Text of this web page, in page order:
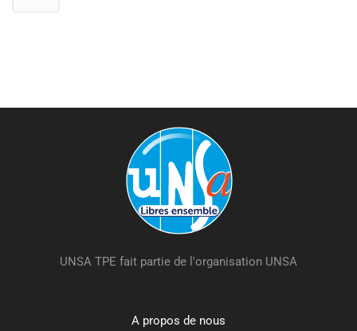
UNSA TPE fait partie de l'organisation UNSA
A propos de nous